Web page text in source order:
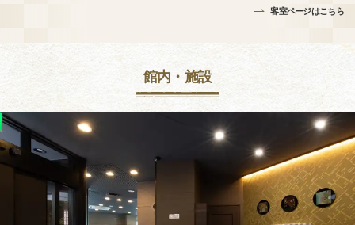
客室ページはこちら
館内・施設